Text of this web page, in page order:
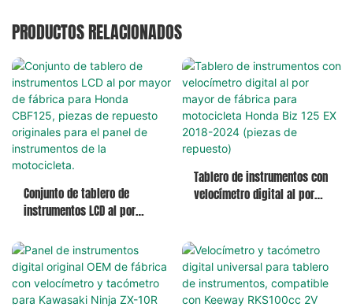
PRODUCTOS RELACIONADOS
Conjunto de tablero de
instrumentos LCD al por
CBF125, piezas de repuesto
originales para el panel de
instrumentos de la
motocicleta.
Tablero de instrumentos con
velocímetro digital al por
2018-2024 (piezas de
repuesto)